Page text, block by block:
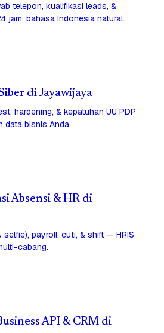
telepon, kualifikasi leads, &
jam, bahasa Indonesia natural.
di Jayawijaya
hardening, & kepatuhan UU PDP
data bisnis Anda.
Absensi & HR di
selfie), payroll, cuti, & shift — HRIS
cabang.
API & CRM di